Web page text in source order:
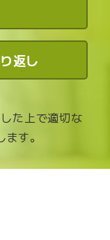
返し
た上で適切な
す。